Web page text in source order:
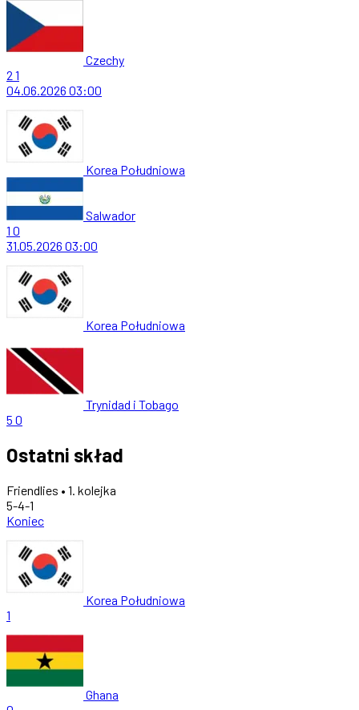
Czechy
2 1
04.06.2026 03:00
Korea Południowa
Salwador
1 0
31.05.2026 03:00
Korea Południowa
Trynidad i Tobago
5 0
Ostatni skład
Friendlies • 1. kolejka
5-4-1
Koniec
Korea Południowa
1
Ghana